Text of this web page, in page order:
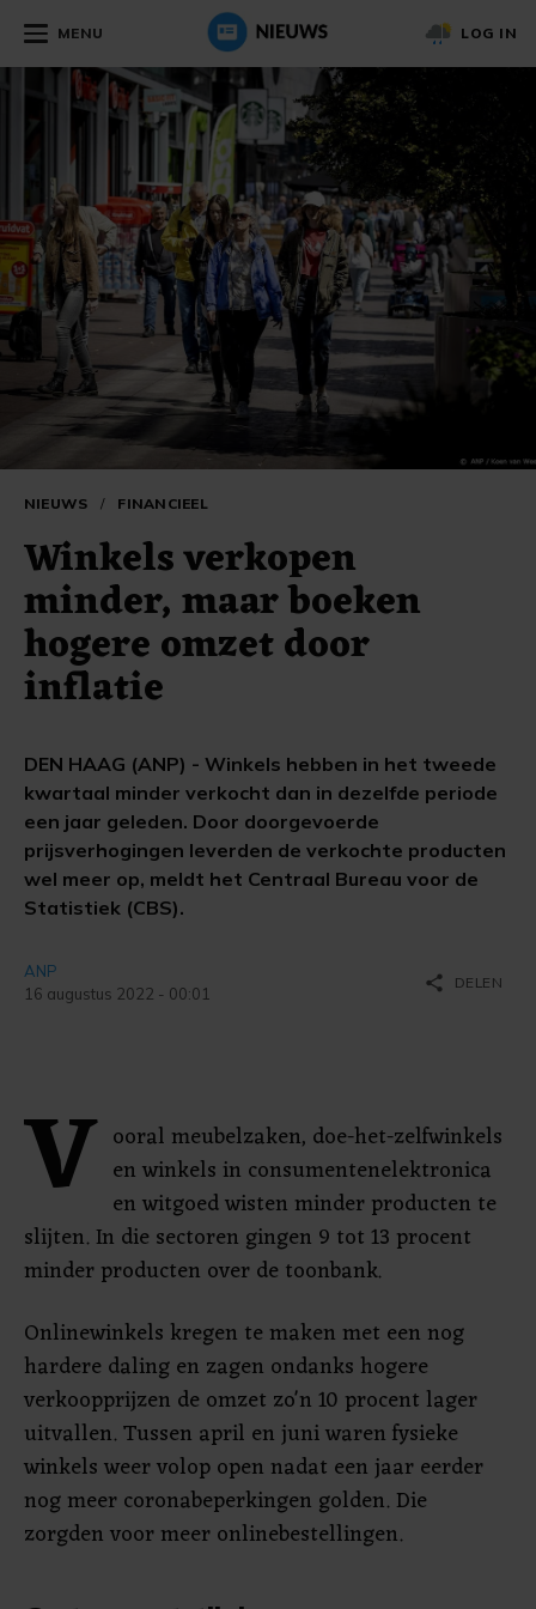
MENU LOG IN
NIEUWS / FINANCIEEL
Winkels verkopen
minder, maar boeken
hogere omzet door
inflatie
DEN HAAG (ANP) - Winkels hebben in het tweede
kwartaal minder verkocht dan in dezelfde periode
een jaar geleden. Door doorgevoerde
prijsverhogingen leverden de verkochte producten
wel meer op, meldt het Centraal Bureau voor de
Statistiek (CBS).
ANP
16 augustus 2022 - 00:01
share DELEN
V ooral meubelzaken, doe-het-zelfwinkels
en winkels in consumentenelektronica
en witgoed wisten minder producten te
slijten. In die sectoren gingen 9 tot 13 procent
minder producten over de toonbank.
Onlinewinkels kregen te maken met een nog
hardere daling en zagen ondanks hogere
verkoopprijzen de omzet zo'n 10 procent lager
uitvallen. Tussen april en juni waren fysieke
winkels weer volop open nadat een jaar eerder
nog meer coronabeperkingen golden. Die
zorgden voor meer onlinebestellingen.